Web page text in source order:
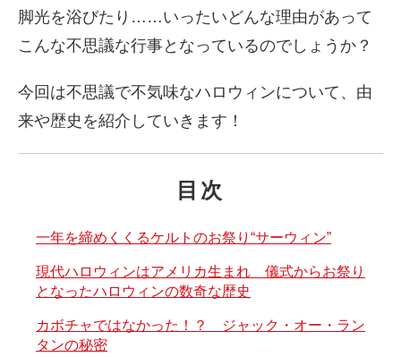
脚光を浴びたり……いったいどんな理由があって
こんな不思議な行事となっているのでしょうか？
今回は不思議で不気味なハロウィンについて、由
来や歴史を紹介していきます！
目次
一年を締めくくるケルトのお祭り“サーウィン”
現代ハロウィンはアメリカ生まれ 儀式からお祭り
となったハロウィンの数奇な歴史
カボチャではなかった！？ ジャック・オー・ラン
タンの秘密